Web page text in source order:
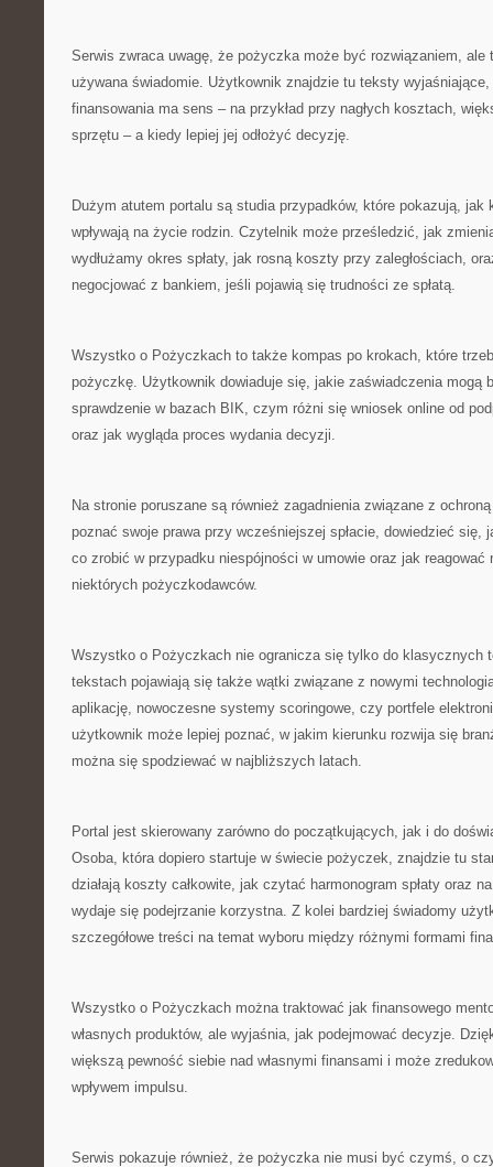
Serwis zwraca uwagę, że pożyczka może być rozwiązaniem, ale
używana świadomie. Użytkownik znajdzie tu teksty
finansowania ma sens – na przykład przy nagłych kosztach,
sprzętu – a kiedy lepiej jej odłożyć decyzję.
Dużym atutem portalu są studia przypadków, które pokazują, jak
wpływają na życie rodzin. Czytelnik może prześledzić, jak
wydłużamy okres spłaty, jak rosną koszty przy zaległościach,
negocjować z bankiem, jeśli pojawią się trudności ze spłatą.
Wszystko o Pożyczkach to także kompas po krokach, które
pożyczkę. Użytkownik dowiaduje się, jakie zaświadczenia mogą
sprawdzenie w bazach BIK, czym różni się wniosek online od
oraz jak wygląda proces wydania decyzji.
Na stronie poruszane są również zagadnienia związane z
poznać swoje prawa przy wcześniejszej spłacie, dowiedzieć się,
co zrobić w przypadku niespójności w umowie oraz jak reagować
niektórych pożyczkodawców.
Wszystko o Pożyczkach nie ogranicza się tylko do klasycznych
tekstach pojawiają się także wątki związane z nowymi
aplikację, nowoczesne systemy scoringowe, czy portfele
użytkownik może lepiej poznać, w jakim kierunku rozwija się
można się spodziewać w najbliższych latach.
Portal jest skierowany zarówno do początkujących, jak i do
Osoba, która dopiero startuje w świecie pożyczek, znajdzie tu
działają koszty całkowite, jak czytać harmonogram spłaty oraz
wydaje się podejrzanie korzystna. Z kolei bardziej świadomy
szczegółowe treści na temat wyboru między różnymi formami
Wszystko o Pożyczkach można traktować jak finansowego
własnych produktów, ale wyjaśnia, jak podejmować decyzje.
większą pewność siebie nad własnymi finansami i może
wpływem impulsu.
Serwis pokazuje również, że pożyczka nie musi być czymś, o